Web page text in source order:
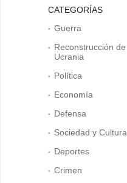
CATEGORÍAS
Guerra
Reconstrucción de
Ucrania
Política
Economía
Defensa
Sociedad y Cultura
Deportes
Crimen